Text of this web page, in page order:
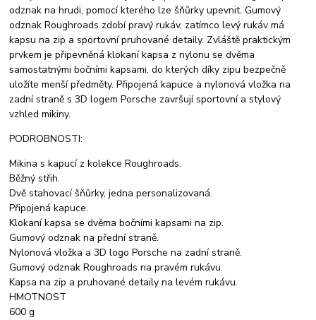
odznak na hrudi, pomocí kterého lze šňůrky upevnit. Gumový
odznak Roughroads zdobí pravý rukáv, zatímco levý rukáv má
kapsu na zip a sportovní pruhované detaily. Zvláště praktickým
prvkem je připevněná klokaní kapsa z nylonu se dvěma
samostatnými bočními kapsami, do kterých díky zipu bezpečně
uložíte menší předměty. Připojená kapuce a nylonová vložka na
zadní straně s 3D logem Porsche završují sportovní a stylový
vzhled mikiny.
PODROBNOSTI:
Mikina s kapucí z kolekce Roughroads.
Běžný střih.
Dvě stahovací šňůrky, jedna personalizovaná.
Připojená kapuce.
Klokaní kapsa se dvěma bočními kapsami na zip.
Gumový odznak na přední straně.
Nylonová vložka a 3D logo Porsche na zadní straně.
Gumový odznak Roughroads na pravém rukávu.
Kapsa na zip a pruhované detaily na levém rukávu.
HMOTNOST
600 g